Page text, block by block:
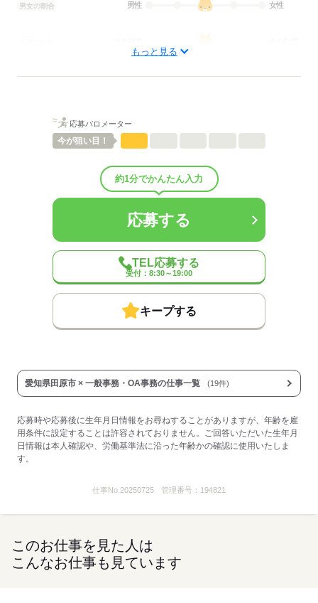
男女の割合 男性 女性
職場の様子 しずか にぎやか
20人
（男5：女5）
従業員数
応募する
もっと見る
応募バロメーター
今が狙い目！
約1分でかんたん入力
応募する
TEL応募する
受付：8:30～19:00
キープする
愛知県田原市 × 一般事務・OA事務の仕事一覧 (19件)
応募時や応募後に生年月日情報をお尋ねすることがありますが、年齢を雇
用条件に設定することは許容されておりません。ご回答いただいた生年月
日情報は本人確認や、労働基準法に沿った年齢かの確認に使用いたしま
す。
仕事No. 20250725 管理番号： 194821
このお仕事を見た人は
こんなお仕事も見ています